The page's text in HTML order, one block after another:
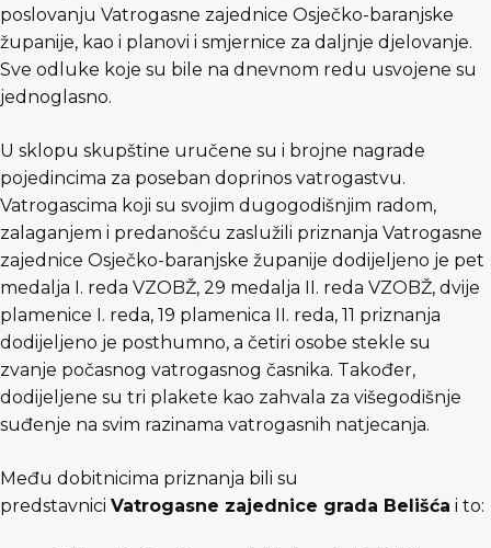
poslovanju Vatrogasne zajednice Osječko-baranjske
županije, kao i planovi i smjernice za daljnje djelovanje.
Sve odluke koje su bile na dnevnom redu usvojene su
jednoglasno.
U sklopu skupštine uručene su i brojne nagrade
pojedincima za poseban doprinos vatrogastvu.
Vatrogascima koji su svojim dugogodišnjim radom,
zalaganjem i predanošću zaslužili priznanja Vatrogasne
zajednice Osječko-baranjske županije dodijeljeno je pet
medalja I. reda VZOBŽ, 29 medalja II. reda VZOBŽ, dvije
plamenice I. reda, 19 plamenica II. reda, 11 priznanja
dodijeljeno je posthumno, a četiri osobe stekle su
zvanje počasnog vatrogasnog časnika. Također,
dodijeljene su tri plakete kao zahvala za višegodišnje
suđenje na svim razinama vatrogasnih natjecanja.
Među dobitnicima priznanja bili su
predstavnici Vatrogasne zajednice grada Belišća i to: